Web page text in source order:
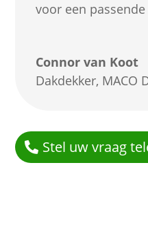
voor een
Connor van Koot
Dakdekker, MACO
Stel uw vraag